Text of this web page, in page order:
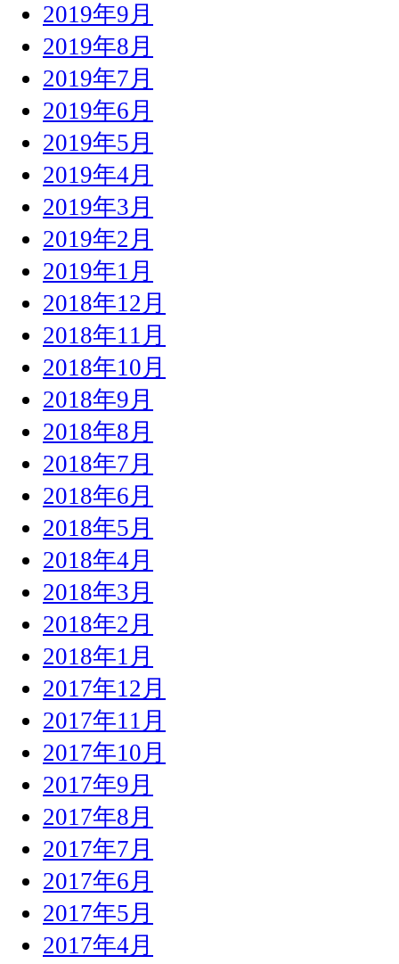
2019年9月
2019年8月
2019年7月
2019年6月
2019年5月
2019年4月
2019年3月
2019年2月
2019年1月
2018年12月
2018年11月
2018年10月
2018年9月
2018年8月
2018年7月
2018年6月
2018年5月
2018年4月
2018年3月
2018年2月
2018年1月
2017年12月
2017年11月
2017年10月
2017年9月
2017年8月
2017年7月
2017年6月
2017年5月
2017年4月